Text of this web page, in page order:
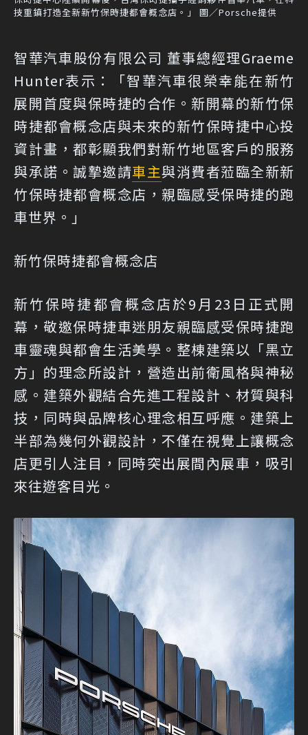
技重鎮打造全新新竹保時捷都會概念店。」 圖／Porsche提供
智華汽車股份有限公司 董事總經理Graeme
Hunter表示：「智華汽車很榮幸能在新竹
展開首度與保時捷的合作。新開幕的新竹保
時捷都會概念店與未來的新竹保時捷中心投
資計畫，都彰顯我們對新竹地區客戶的服務
與承諾。誠摯邀請車主與消費者蒞臨全新新
竹保時捷都會概念店，親臨感受保時捷的跑
車世界。」
新竹保時捷都會概念店
新竹保時捷都會概念店於9月23日正式開
幕，敬邀保時捷車迷朋友親臨感受保時捷跑
車靈魂與都會生活美學。整棟建築以「黑立
方」的理念所設計，營造出前衛風格與神秘
感。建築外觀結合先進工程設計、材質與科
技，同時與品牌核心理念相互呼應。建築上
半部為幾何外觀設計，不僅在視覺上讓概念
店更引人注目，同時突出展間內展車，吸引
來往遊客目光。